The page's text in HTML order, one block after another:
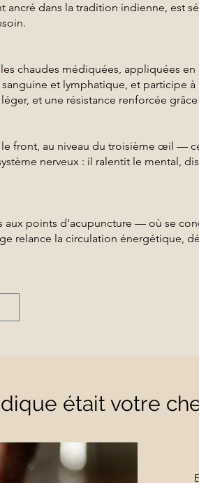
ancré dans la tradition indienne, est
chaudes médiquées, appliquées
et lymphatique, et participe
et une résistance renforcée
front, au niveau du troisième œil —
nerveux : il ralentit le mental,
points d'acupuncture — où se
relance la circulation énergétique,
était votre